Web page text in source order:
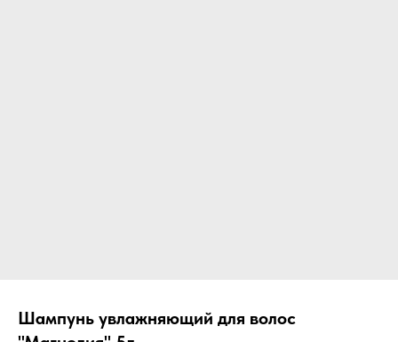
Шампунь увлажняющий для волос